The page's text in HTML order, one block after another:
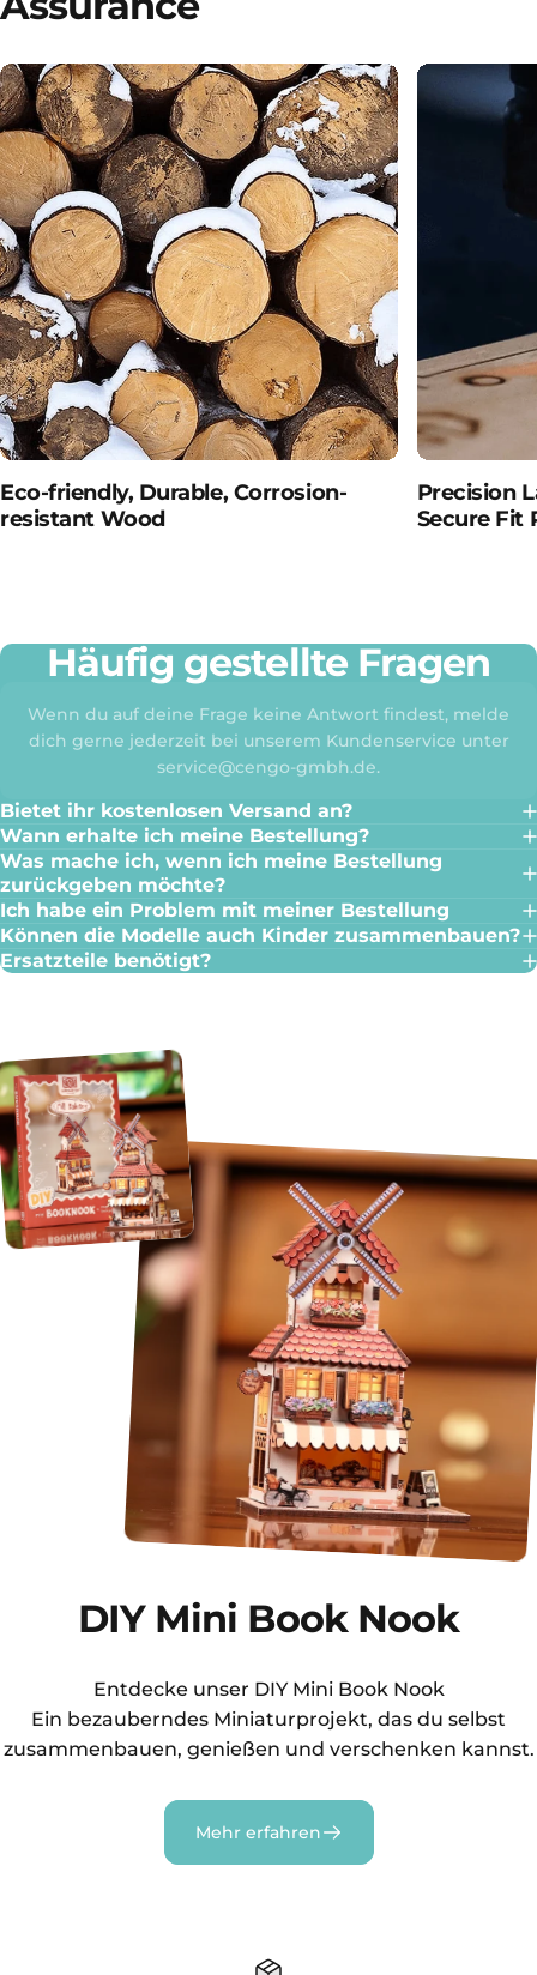
Eco-friendly, Durable, Corrosion-
resistant Wood
Precision
Secure Fit
Häufig gestellte Fragen
Wenn du auf deine Frage keine Antwort findest, melde
dich gerne jederzeit bei unserem Kundenservice unter
service@cengo-gmbh.de.
Bietet ihr kostenlosen Versand an?
Wann erhalte ich meine Bestellung?
Was mache ich, wenn ich meine Bestellung
zurückgeben möchte?
Ich habe ein Problem mit meiner Bestellung
Können die Modelle auch Kinder zusammenbauen?
Ersatzteile benötigt?
DIY Mini Book Nook
Entdecke unser DIY Mini Book Nook
Ein bezauberndes Miniaturprojekt, das du selbst
zusammenbauen, genießen und verschenken kannst.
Mehr erfahren